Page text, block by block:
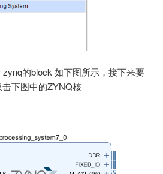
的block 如下图所示，接下来要
下图中的ZYNQ核